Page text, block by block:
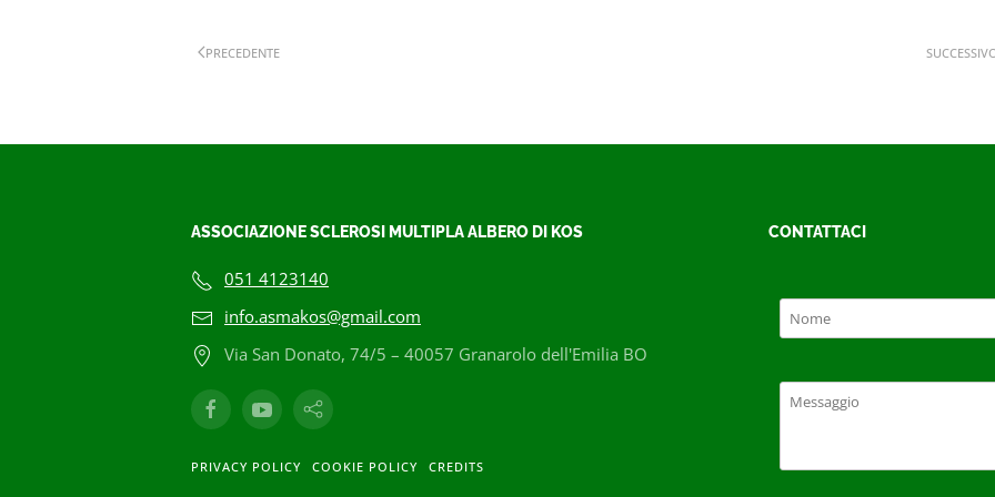
PRECEDENTE
ASSOCIAZIONE SCLEROSI MULTIPLA ALBERO DI KOS
051 4123140
info.asmakos@gmail.com
Via San Donato, 74/5 – 40057 Granarolo dell'Emilia BO
PRIVACY POLICY COOKIE POLICY CREDITS
CONTATTACI